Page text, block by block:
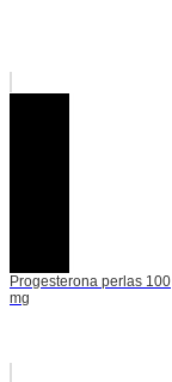
Progesterona perlas 100
mg